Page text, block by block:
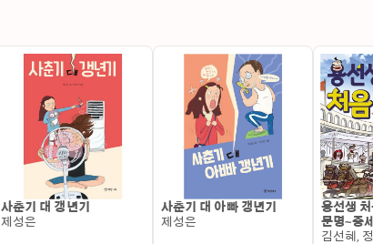
바 있습니다. 《용선생 처음 세계사》는 한번 손에
첫걸음!전 세계의 역사를 다뤄야 하는 세계사는 당
책은 대부분 세계의 역사를 다루기보다는 일부 유
을 단편적으로 다루는 데에 그쳤고, 어린이들이 이
있었습니다.《용선생 처음 세계사》는 다릅니다.
사》의 집필진이 총출동, 단 두 권의 분량에 세계 역
읽다 보면 어느새 흥미진진한 세계사의 흐름 속에
사춘기 대 갱년기
제성은
사춘기 대 아빠 갱년기
제성은
용선생
문명~중